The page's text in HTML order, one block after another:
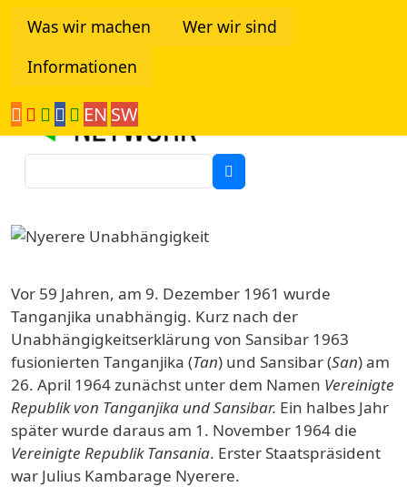
Was wir machen
Wer wir sind
Informationen
EN SW
Image
Vor 59 Jahren, am 9. Dezember 1961 wurde
Tanganjika unabhängig. Kurz nach der
Unabhängigkeitserklärung von Sansibar 1963
fusionierten Tanganjika (Tan) und Sansibar (San) am
26. April 1964 zunächst unter dem Namen Vereinigte
Republik von Tanganjika und Sansibar. Ein halbes Jahr
später wurde daraus am 1. November 1964 die
Vereinigte Republik Tansania. Erster Staatspräsident
war Julius Kambarage Nyerere.